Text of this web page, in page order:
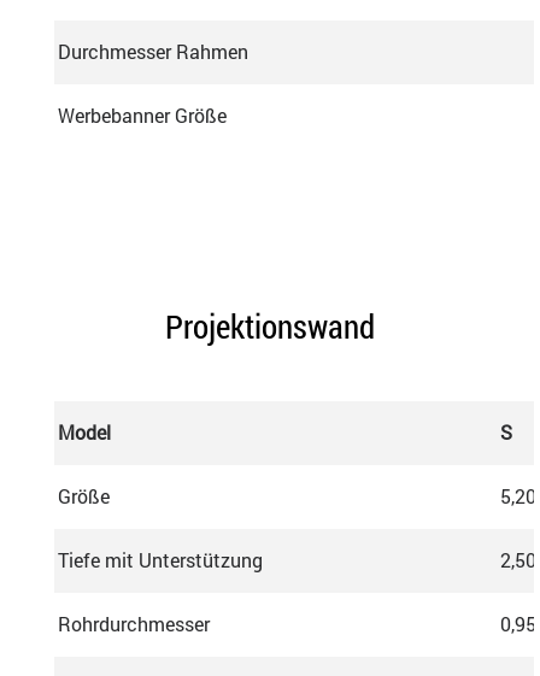
Durchmesser Rahmen
Werbebanner Größe
Projektionswand
Model S
Größe
Tiefe mit Unterstützung
Rohrdurchmesser